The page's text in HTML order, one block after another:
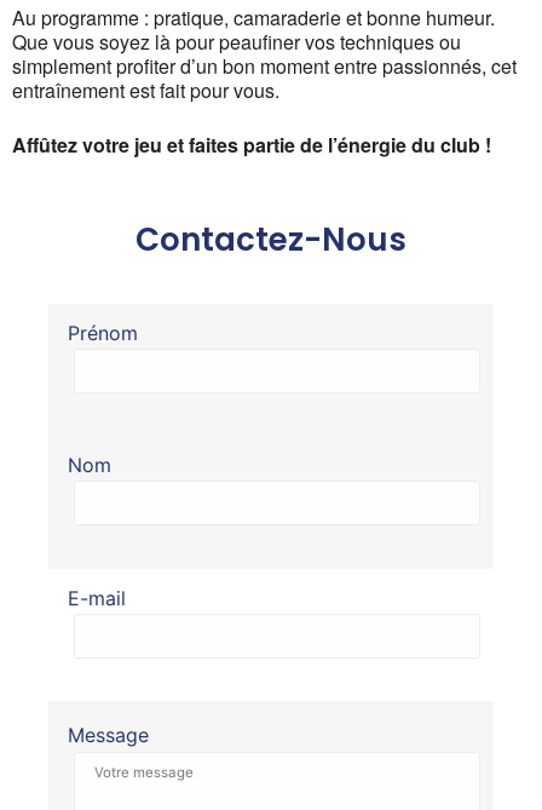
Au programme : pratique, camaraderie et bonne humeur.
Que vous soyez là pour peaufiner vos techniques ou
simplement profiter d’un bon moment entre passionnés, cet
entraînement est fait pour vous.
Affûtez votre jeu et faites partie de l’énergie du club !
Contactez-Nous
Prénom
Nom
E-mail
Message